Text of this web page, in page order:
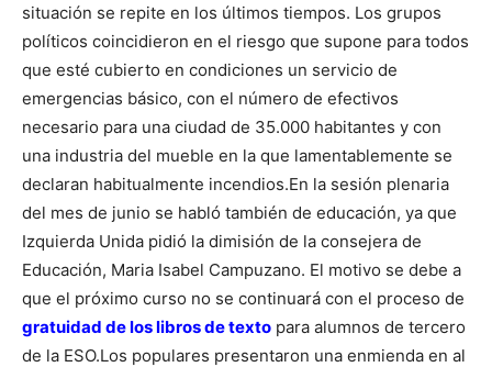
situación se repite en los últimos tiempos. Los grupos
políticos coincidieron en el riesgo que supone para todos
que esté cubierto en condiciones un servicio de
emergencias básico, con el número de efectivos
necesario para una ciudad de 35.000 habitantes y con
una industria del mueble en la que lamentablemente se
declaran habitualmente incendios.En la sesión plenaria
del mes de junio se habló también de educación, ya que
Izquierda Unida pidió la dimisión de la consejera de
Educación, Maria Isabel Campuzano. El motivo se debe a
que el próximo curso no se continuará con el proceso de
gratuidad de los libros de texto para alumnos de tercero
de la ESO.Los populares presentaron una enmienda en al